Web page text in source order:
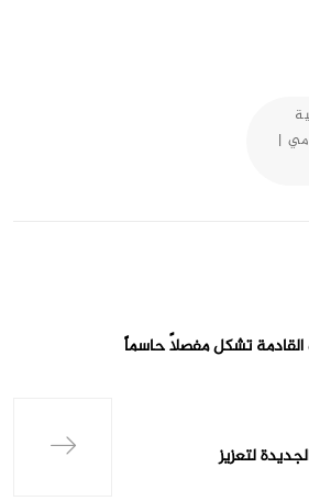
|
القادمة تشكل مفصلاً حاسماً
لتعزيز